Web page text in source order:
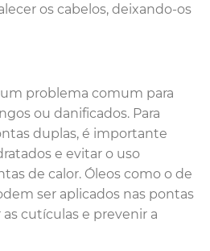
os cabelos, deixando-os
problema comum para
ou danificados. Para
duplas, é importante
e evitar o uso
de calor. Óleos como o de
ser aplicados nas pontas
as cutículas e prevenir a